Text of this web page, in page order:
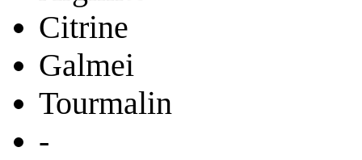
Citrine
Galmei
Tourmalin
-